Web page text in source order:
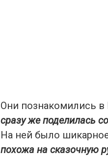
Они познакомились в
сразу же поделилась
На ней было
похожа на сказочную